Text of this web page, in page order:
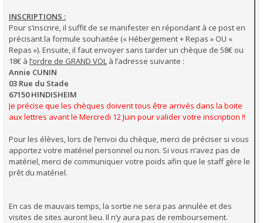
INSCRIPTIONS :
Pour s’inscrire, il suffit de se manifester en répondant à ce post en
précisant la formule souhaitée (« Hébergement + Repas » OU «
Repas »). Ensuite, il faut envoyer sans tarder un chèque de 58€ ou
18€ à l’ordre de GRAND VOL à l’adresse suivante :
Annie CUNIN
03 Rue du Stade
67150 HINDISHEIM
Je précise que les chèques doivent tous être arrivés dans la boite
aux lettres avant le Mercredi 12 Juin pour valider votre inscription !!
Pour les élèves, lors de l’envoi du chèque, merci de préciser si vous
apportez votre matériel personnel ou non. Si vous n’avez pas de
matériel, merci de communiquer votre poids afin que le staff gère le
prêt du matériel.
En cas de mauvais temps, la sortie ne sera pas annulée et des
visites de sites auront lieu. Il n’y aura pas de remboursement.